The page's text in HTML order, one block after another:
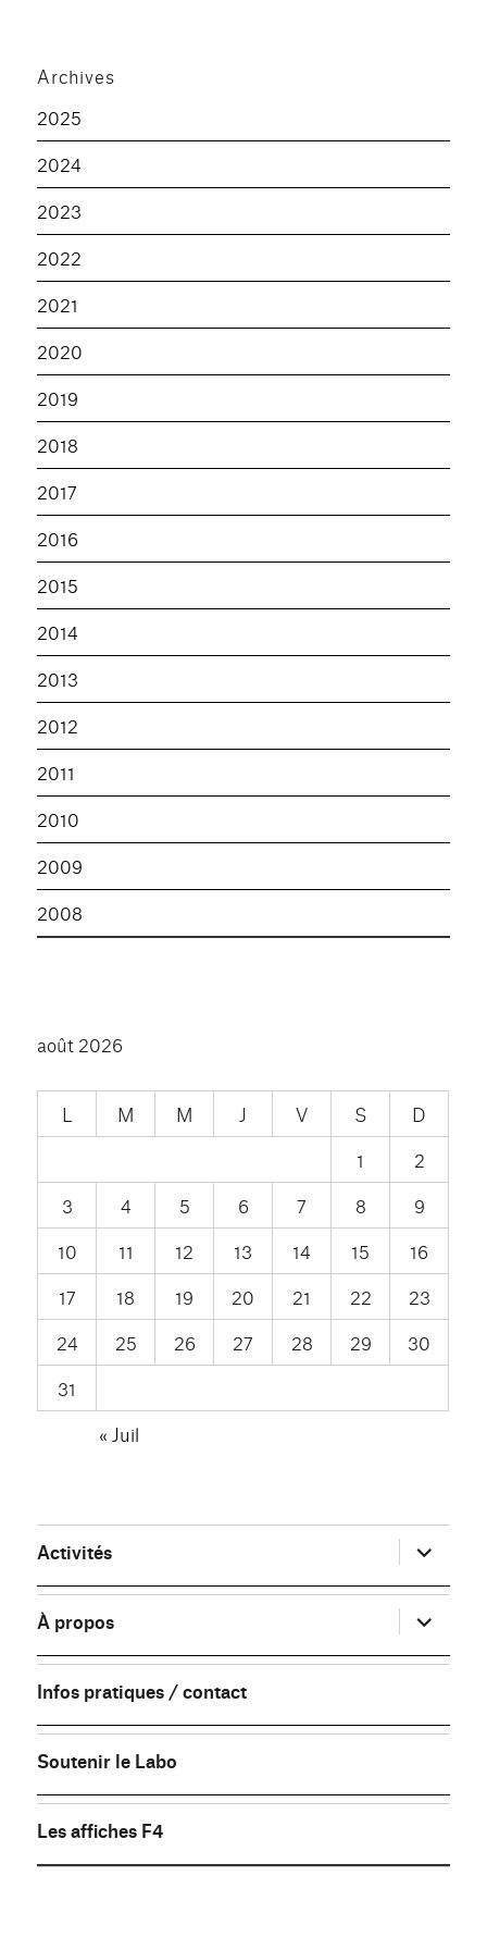
Archives
2025
2024
2023
2022
2021
2020
2019
2018
2017
2016
2015
2014
2013
2012
2011
2010
2009
2008
août 2026
L M M J V S
D
1
2
3
4 5 6 7 8
9
10
11 12 13 14 15
16
17
18 19 20 21 22
23
24
25 26 27 28 29
30
31
« Juil
Activités ouvrir
le
sous-
menu
À propos
ouvrir
le
sous-
menu
Infos pratiques / contact
Soutenir le Labo
Les affiches F4